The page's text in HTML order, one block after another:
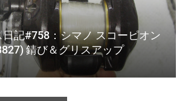
日記#758：シマノ スコーピオン
錆び＆グリスアップ